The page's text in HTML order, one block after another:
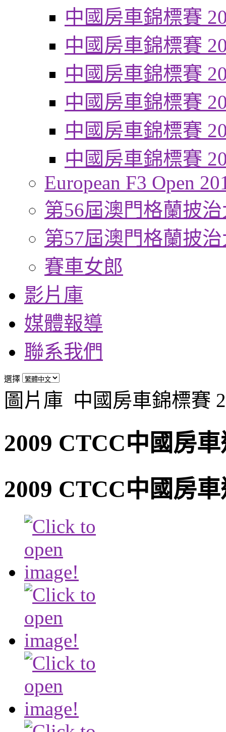
中國房車錦標賽
中國房車錦標賽
中國房車錦標賽
中國房車錦標賽
中國房車錦標賽
中國房車錦標賽
European F3 Open
第56屆澳門格蘭披
第57屆澳門格蘭披
賽車女郎
影片庫
媒體報導
聯系我們
選擇
圖片庫 中國房車錦標賽
2009 CTCC中國房
2009 CTCC中國房